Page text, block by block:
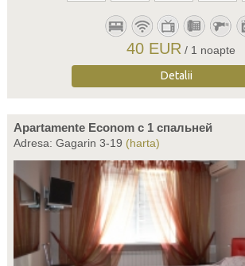
40 EUR / 1 noapte
Detalii
Apartamente Econom c 1 спальней
Adresa: Gagarin 3-19 (harta)